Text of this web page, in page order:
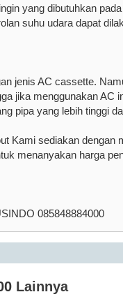
yang dibutuhkan
suhu udara dapat
jenis AC cassette.
jika menggunakan AC
pipa yang lebih tinggi
Kami sediakan dengan
menanyakan harga
085848884000
Lainnya